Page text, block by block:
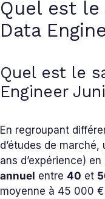
Quel est le
Data
Quel est le
Engineer
En regroupant
d’études de
ans d’expérience)
annuel entre 40 et
moyenne à 45 000